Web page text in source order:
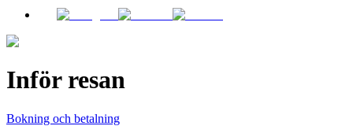
Inför resan
Bokning och betalning